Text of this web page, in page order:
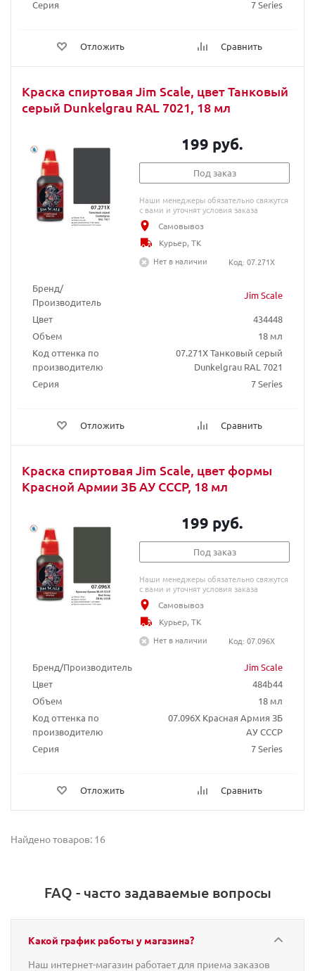
Серия
7 Series
Отложить Сравнить
Краска спиртовая Jim Scale, цвет Танковый
серый Dunkelgrau RAL 7021, 18 мл
Бренд/
Производитель
Jim Scale
Цвет
434448
Объем
18 мл
Код оттенка по
производителю
07.271X Танковый серый
Dunkelgrau RAL 7021
Серия
7 Series
Отложить Сравнить
199 руб.
Под заказ
Наши менеджеры обязательно свяжутся
с вами и уточнят условия заказа
Самовывоз
Курьер, ТК
Нет в наличии
Код: 07.271X
Краска спиртовая Jim Scale, цвет формы
Красной Армии ЗБ АУ СССР, 18 мл
Бренд/Производитель
Jim Scale
Цвет
484b44
Объем
18 мл
Код оттенка по
производителю
07.096X Красная Армия ЗБ
АУ СССР
Серия
7 Series
Отложить Сравнить
199 руб.
Под заказ
Наши менеджеры обязательно свяжутся
с вами и уточнят условия заказа
Самовывоз
Курьер, ТК
Нет в наличии
Код: 07.096X
Найдено товаров: 16
FAQ - часто задаваемые вопросы
Какой график работы у магазина?
Наш интернет-магазин работает для приема заказов